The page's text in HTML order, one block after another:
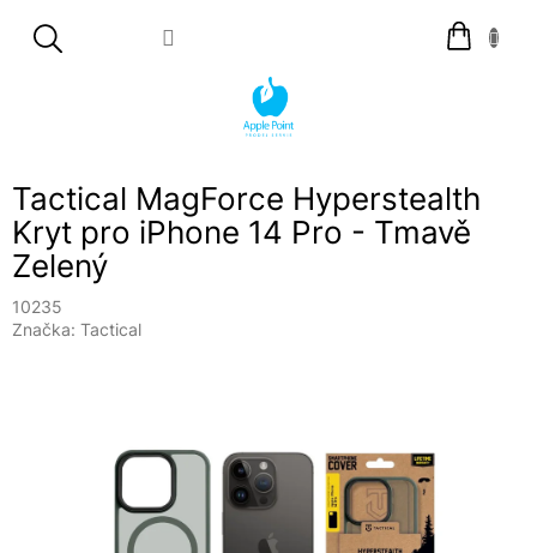
Nákupní
košík
Tactical MagForce Hyperstealth
Kryt pro iPhone 14 Pro - Tmavě
Zelený
10235
Značka: Tactical